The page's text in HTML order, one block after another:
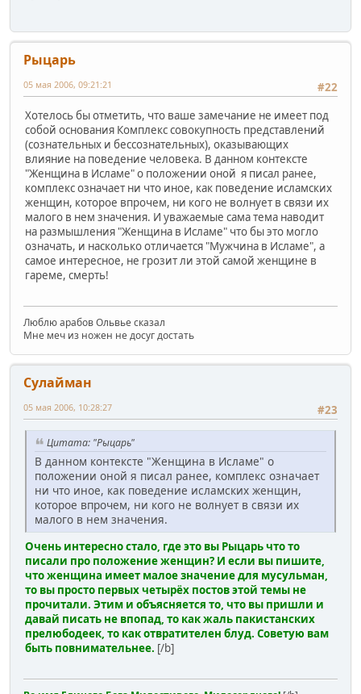
Рыцарь
#22
05 мая 2006, 09:21:21
Хотелось бы отметить, что ваше замечание не имеет под
собой основания Комплекс совокупность представлений
(сознательных и бессознательных), оказывающих
влияние на поведение человека. В данном контексте
"Женщина в Исламе" о положении оной я писал ранее,
комплекс означает ни что иное, как поведение исламских
женщин, которое впрочем, ни кого не волнует в связи их
малого в нем значения. И уважаемые сама тема наводит
на размышления "Женщина в Исламе" что бы это могло
означать, и насколько отличается "Мужчина в Исламе", а
самое интересное, не грозит ли этой самой женщине в
гареме, смерть!
Люблю арабов Ольвье сказал
Мне меч из ножен не досуг достать
Сулайман
#23
05 мая 2006, 10:28:27
Цитата: "Рыцарь"
В данном контексте "Женщина в Исламе" о
положении оной я писал ранее, комплекс означает
ни что иное, как поведение исламских женщин,
которое впрочем, ни кого не волнует в связи их
малого в нем значения.
Очень интересно стало, где это вы Рыцарь что то
писали про положение женщин? И если вы пишите,
что женщина имеет малое значение для мусульман,
то вы просто первых четырёх постов этой темы не
прочитали. Этим и объясняется то, что вы пришли и
давай писать не впопад, то как жаль пакистанских
прелюбодеек, то как отвратителен блуд. Советую вам
быть повнимательнее. [/b]